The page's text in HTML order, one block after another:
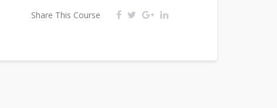
Share This Course